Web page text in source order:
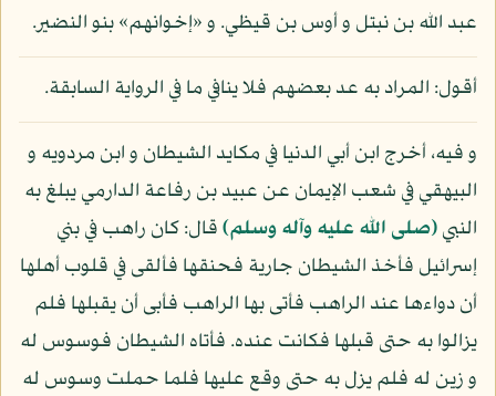
عبد الله بن نبتل و أوس بن قيظي. و «إخوانهم» بنو النضير.
أقول: المراد به عد بعضهم فلا ينافي ما في الرواية السابقة.
و فيه، أخرج ابن أبي الدنيا في مكايد الشيطان و ابن مردويه و
البيهقي في شعب الإيمان عن عبيد بن رفاعة الدارمي يبلغ به
النبي(صلى الله عليه وآله وسلم)قال: كان راهب في بني
إسرائيل فأخذ الشيطان جارية فحنقها فألقى في قلوب أهلها
أن دواءها عند الراهب فأتى بها الراهب فأبى أن يقبلها فلم
يزالوا به حتى قبلها فكانت عنده. فأتاه الشيطان فوسوس له
و زين له فلم يزل به حتى وقع عليها فلما حملت وسوس له